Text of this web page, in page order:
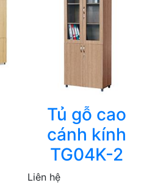
Tủ gỗ cao
cánh kính
TG04K-2
Liên hệ